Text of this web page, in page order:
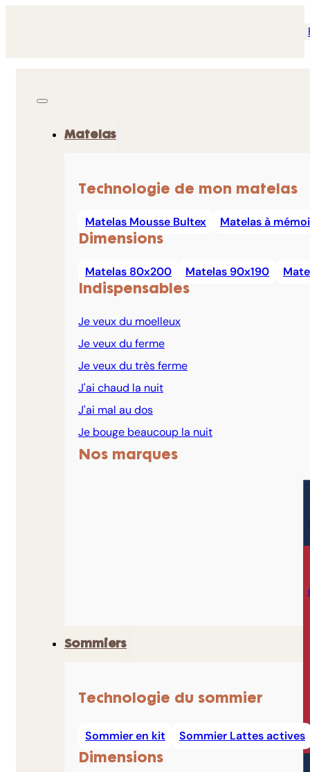
Matelas
Technologie de mon matelas
Matelas Mousse Bultex Matelas à
Dimensions
Matelas 80x200 Matelas 90x190
Indispensables
Je veux du moelleux
Je veux du ferme
Je veux du très ferme
J'ai chaud la nuit
J'ai mal au dos
Je bouge beaucoup la nuit
Nos marques
Sommiers
Technologie du sommier
Sommier en kit Sommier Lattes actives
Dimensions